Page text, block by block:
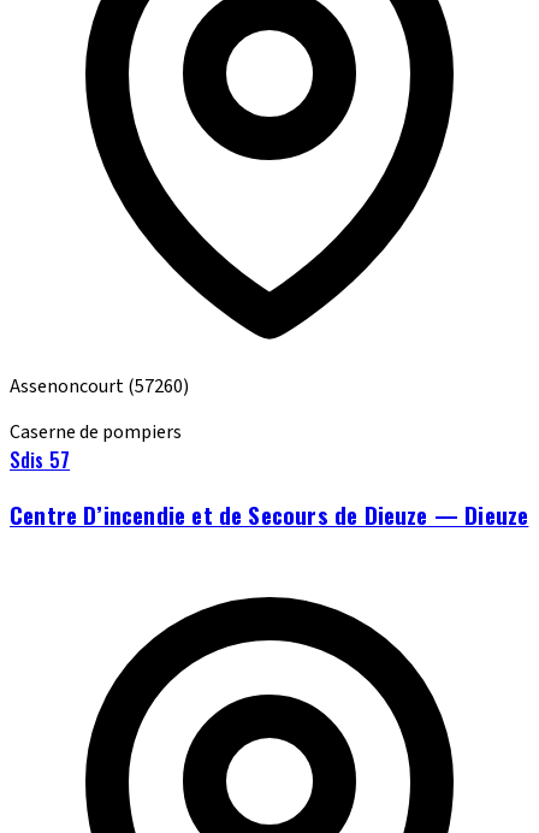
Assenoncourt(57260)
Caserne de pompiers
Sdis 57
Centre D’incendie et de Secours de Dieuze — Dieuze